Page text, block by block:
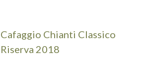
Cafaggio Chianti Classico
Riserva 2018